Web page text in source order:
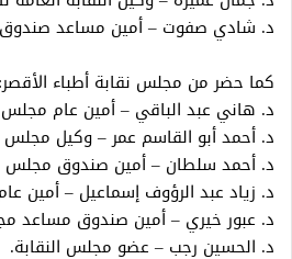
د. شادي صفوت – أمين مساعد صندوق
كما حضر من مجلس نقابة أطباء الأقصر:
د. هاني عبد الباقي – أمين عام مجلس
د. أحمد أبو القاسم عمر – وكيل مجلس
د. أحمد سلطان – أمين صندوق مجلس
د. زياد عبد الرؤوف إسماعيل – أمين
د. عبور خيري – أمين صندوق مساعد
د. الحسين رجب – عضو مجلس النقابة.